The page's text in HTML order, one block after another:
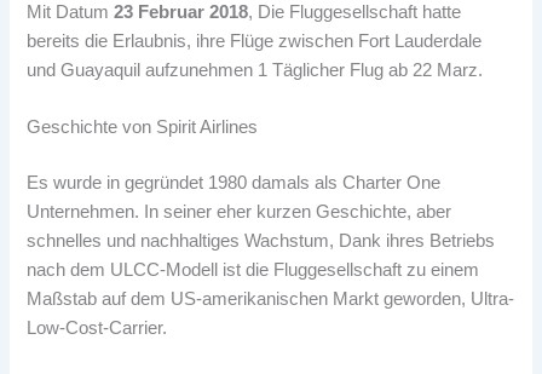
Mit Datum23 Februar 2018, Die Fluggesellschaft hatte
bereits die Erlaubnis, ihre Flüge zwischen Fort Lauderdale
und Guayaquil aufzunehmen 1 Täglicher Flug ab 22 Marz.
Geschichte von Spirit Airlines
Es wurde in gegründet 1980 damals als Charter One
Unternehmen. In seiner eher kurzen Geschichte, aber
schnelles und nachhaltiges Wachstum, Dank ihres Betriebs
nach dem ULCC-Modell ist die Fluggesellschaft zu einem
Maßstab auf dem US-amerikanischen Markt geworden, Ultra-
Low-Cost-Carrier.